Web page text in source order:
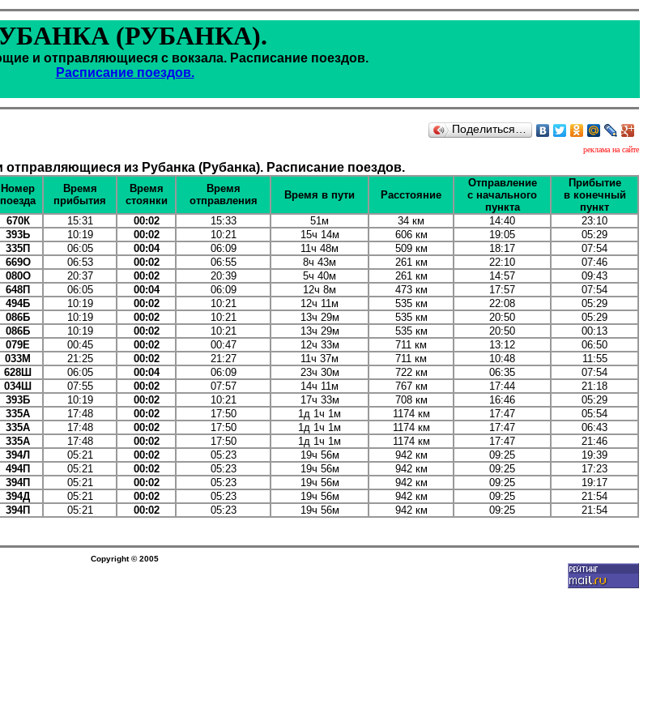
(РУБАНКА).
и отправляющиеся с вокзала. Расписание поездов.
Расписание поездов.
Поделиться…
реклама на сайте
из Рубанка (Рубанка). Расписание поездов.
Номер
поезда
Время
прибытия
Время
стоянки
Время
отправления
Время в пути Расстояние
Отправление
с начального
пункта
Прибытие
в конечный
пункт
670К 15:31 00:02 15:33 51м 34 км 14:40
23:10
393Ь 10:19 00:02 10:21 15ч 14м 606 км 19:05
05:29
335П 06:05 00:04 06:09 11ч 48м 509 км 18:17
07:54
669О 06:53 00:02 06:55 8ч 43м 261 км 22:10
07:46
080О 20:37 00:02 20:39 5ч 40м 261 км 14:57
09:43
648П 06:05 00:04 06:09 12ч 8м 473 км 17:57
07:54
494Б 10:19 00:02 10:21 12ч 11м 535 км 22:08
05:29
086Б 10:19 00:02 10:21 13ч 29м 535 км 20:50
05:29
086Б 10:19 00:02 10:21 13ч 29м 535 км 20:50
00:13
079Е 00:45 00:02 00:47 12ч 33м 711 км 13:12
06:50
033М 21:25 00:02 21:27 11ч 37м 711 км 10:48
11:55
628Ш 06:05 00:04 06:09 23ч 30м 722 км 06:35
07:54
034Ш 07:55 00:02 07:57 14ч 11м 767 км 17:44
21:18
393Б 10:19 00:02 10:21 17ч 33м 708 км 16:46
05:29
335А 17:48 00:02 17:50 1д 1ч 1м 1174 км 17:47
05:54
335А 17:48 00:02 17:50 1д 1ч 1м 1174 км 17:47
06:43
335А 17:48 00:02 17:50 1д 1ч 1м 1174 км 17:47
21:46
394Л 05:21 00:02 05:23 19ч 56м 942 км 09:25
19:39
494П 05:21 00:02 05:23 19ч 56м 942 км 09:25
17:23
394П 05:21 00:02 05:23 19ч 56м 942 км 09:25
19:17
394Д 05:21 00:02 05:23 19ч 56м 942 км 09:25
21:54
394П 05:21 00:02 05:23 19ч 56м 942 км 09:25 21:54
Copyright © 2005